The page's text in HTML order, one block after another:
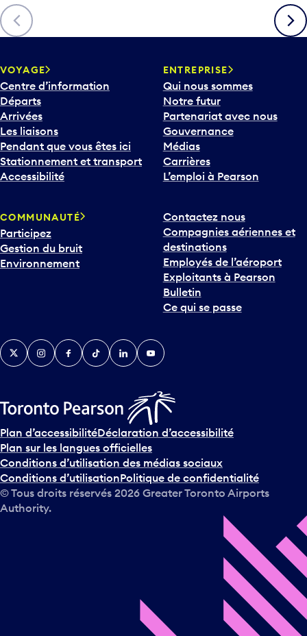
è
c
h
v
e
r
s
l
e
b
a
o
u
r
i
v
e
n
s
u
r
l
e
c
a
Précédent
VOYAGE
Centre d’information
Départs
Arrivées
Les liaisons
Pendant que vous êtes ici
Stationnement et transport
Accessibilité
ENTREPRISE
Qui nous sommes
Notre futur
Partenariat avec nous
Gouvernance
Médias
Carrières
L’emploi à Pearson
COMMUNAUTÉ
Participez
Gestion du bruit
Environnement
Contactez nous
Compagnies aériennes et
destinations
Employés de l’aéroport
Exploitants à Pearson
Bulletin
Ce qui se passe
TwitterInstagramFacebook
TikTokLinkedInYouTube
Plan d’accessibilitéDéclaration d’accessibilité
Plan sur les langues officielles
Conditions d’utilisation des médias sociaux
Conditions d’utilisationPolitique de confidentialité
© Tous droits réservés 2026 Greater Toronto Airports
Authority.